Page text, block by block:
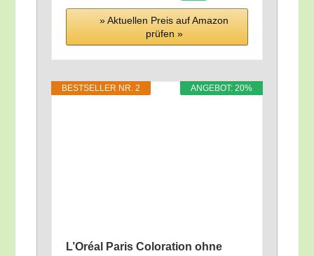
» Aktu­el­len Preis auf Ama­zon
prü­fen »
ANGE­BOT: 20%
BEST­SEL­LER NR. 2
L’O­ré­al Paris Colo­ra­ti­on ohne